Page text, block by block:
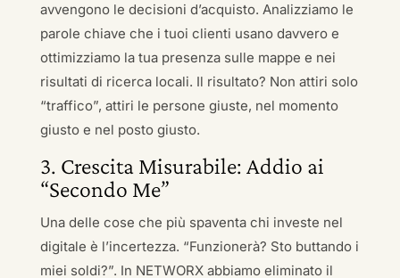
avvengono le decisioni d’acquisto. Analizziamo le
parole chiave che i tuoi clienti usano davvero e
ottimizziamo la tua presenza sulle mappe e nei
risultati di ricerca locali. Il risultato? Non attiri solo
“traffico”, attiri le persone giuste, nel momento
giusto e nel posto giusto.
3. Crescita Misurabile: Addio ai
“Secondo Me”
Una delle cose che più spaventa chi investe nel
digitale è l’incertezza. “Funzionerà? Sto buttando i
miei soldi?”. In NETWORX abbiamo eliminato il